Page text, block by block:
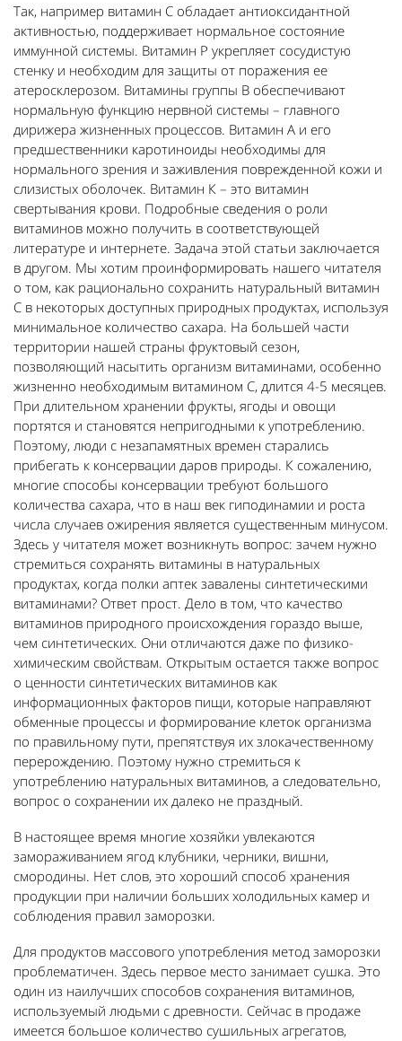
Так, например витамин С обладает антиоксидантной
активностью, поддерживает нормальное состояние
иммунной системы. Витамин Р укрепляет сосудистую
стенку и необходим для защиты от поражения ее
атеросклерозом. Витамины группы В обеспечивают
нормальную функцию нервной системы – главного
дирижера жизненных процессов. Витамин А и его
предшественники каротиноиды необходимы для
нормального зрения и заживления поврежденной кожи и
слизистых оболочек. Витамин К – это витамин
свертывания крови. Подробные сведения о роли
витаминов можно получить в соответствующей
литературе и интернете. Задача этой статьи заключается
в другом. Мы хотим проинформировать нашего читателя
о том, как рационально сохранить натуральный витамин
С в некоторых доступных природных продуктах, используя
минимальное количество сахара. На большей части
территории нашей страны фруктовый сезон,
позволяющий насытить организм витаминами, особенно
жизненно необходимым витамином С, длится 4-5 месяцев.
При длительном хранении фрукты, ягоды и овощи
портятся и становятся непригодными к употреблению.
Поэтому, люди с незапамятных времен старались
прибегать к консервации даров природы. К сожалению,
многие способы консервации требуют большого
количества сахара, что в наш век гиподинамии и роста
числа случаев ожирения является существенным минусом.
Здесь у читателя может возникнуть вопрос: зачем нужно
стремиться сохранять витамины в натуральных
продуктах, когда полки аптек завалены синтетическими
витаминами? Ответ прост. Дело в том, что качество
витаминов природного происхождения гораздо выше,
чем синтетических. Они отличаются даже по физико-
химическим свойствам. Открытым остается также вопрос
о ценности синтетических витаминов как
информационных факторов пищи, которые направляют
обменные процессы и формирование клеток организма
по правильному пути, препятствуя их злокачественному
перерождению. Поэтому нужно стремиться к
употреблению натуральных витаминов, а следовательно,
вопрос о сохранении их далеко не праздный.
В настоящее время многие хозяйки увлекаются
замораживанием ягод клубники, черники, вишни,
смородины. Нет слов, это хороший способ хранения
продукции при наличии больших холодильных камер и
соблюдения правил заморозки.
Для продуктов массового употребления метод заморозки
проблематичен. Здесь первое место занимает сушка. Это
один из наилучших способов сохранения витаминов,
используемый людьми с древности. Сейчас в продаже
имеется большое количество сушильных агрегатов,